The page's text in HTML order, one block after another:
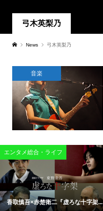
弓木英梨乃
News 弓木英梨乃
音楽
エンタメ総合・ライフ
香取慎吾×赤楚衛二『虚ろな十字架...